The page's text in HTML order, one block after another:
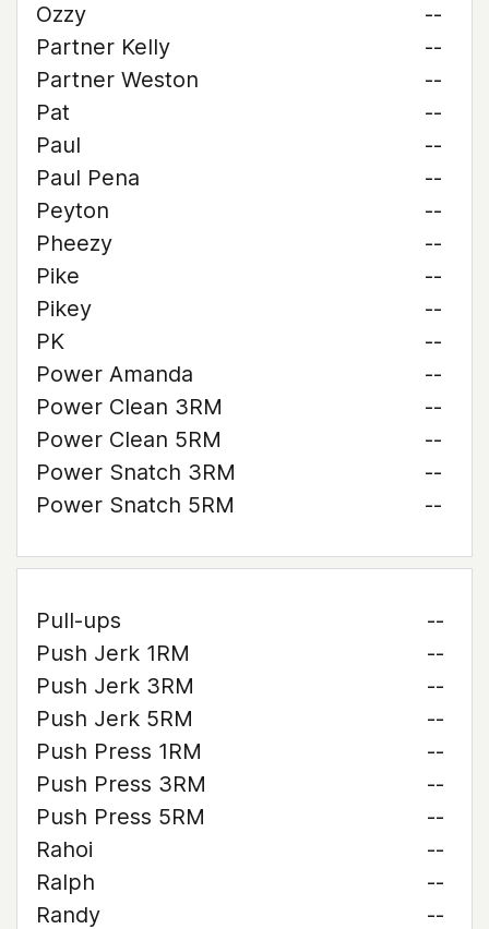
Ozzy
--
Partner Kelly
--
Partner Weston
--
Pat
--
Paul
--
Paul Pena
--
Peyton
--
Pheezy
--
Pike
--
Pikey
--
PK
--
Power Amanda
--
Power Clean 3RM
--
Power Clean 5RM
--
Power Snatch 3RM
--
Power Snatch 5RM
--
Pull-ups
--
Push Jerk 1RM
--
Push Jerk 3RM
--
Push Jerk 5RM
--
Push Press 1RM
--
Push Press 3RM
--
Push Press 5RM
--
Rahoi
--
Ralph
--
Randy
--